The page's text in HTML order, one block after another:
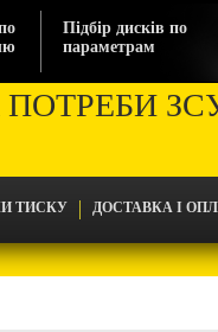
Підбір дисків по
параметрам
ТИСКУ ДОСТАВКА І